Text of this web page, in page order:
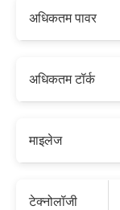
अधिकतम पावर
अधिकतम टॉर्क
माइलेज
टेक्नोलॉजी